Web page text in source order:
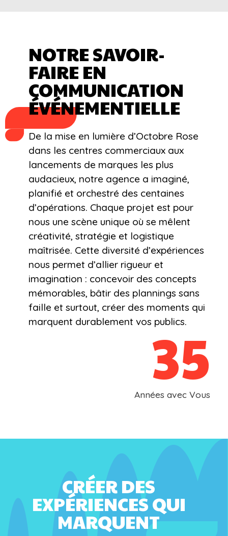
NOTRE SAVOIR-
FAIRE EN
COMMUNICATION
ÉVÉNEMENTIELLE
De la mise en lumière d’Octobre Rose
dans les centres commerciaux aux
lancements de marques les plus
audacieux, notre agence a imaginé,
planifié et orchestré des centaines
d’opérations. Chaque projet est pour
nous une scène unique où se mêlent
créativité, stratégie et logistique
maîtrisée. Cette diversité d’expériences
nous permet d’allier rigueur et
imagination : concevoir des concepts
mémorables, bâtir des plannings sans
faille et surtout, créer des moments qui
marquent durablement vos publics.
Années avec Vous
35
CRÉER DES
EXPÉRIENCES QUI
MARQUENT